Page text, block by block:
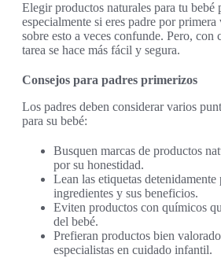
Elegir productos naturales para tu bebé
especialmente si eres padre por
sobre esto a veces confunde. Pero, con
tarea se hace más fácil y segura.
Consejos para padres primerizos
Los padres deben considerar varios
para su bebé:
Busquen marcas de productos
por su honestidad.
Lean las etiquetas detenidamente
ingredientes y sus beneficios.
Eviten productos con químicos
del bebé.
Prefieran productos bien
especialistas en cuidado infantil.